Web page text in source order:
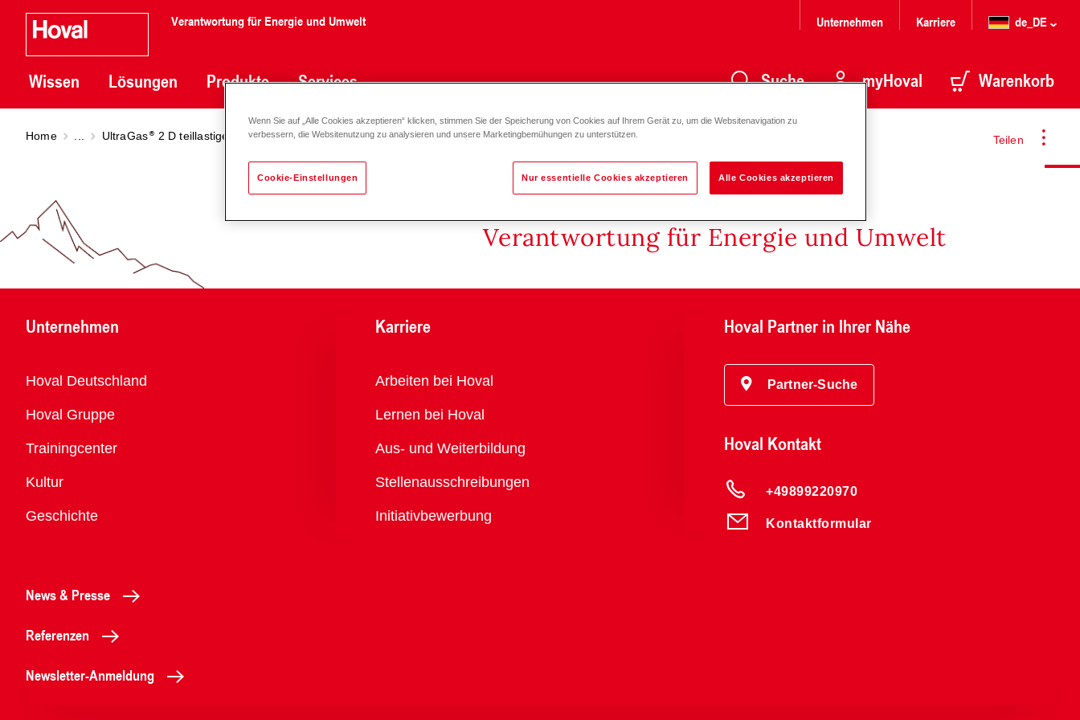
Verantwortung für Energie und Umwelt
Wissen Lösungen Produkte Services
Unternehmen Karriere de_DE
Suche myHoval Warenkorb
Teilen
Home UltraGas 2 D teillastige Einbringung UltraGas 2 D teillastige Einbringung (1060-3100)
Verantwortung für Energie und Umwelt
Unternehmen
Übersicht
Hoval Deutschland
Hoval Gruppe
Trainingcenter
Kultur
Geschichte
Karriere
Übersicht
Arbeiten bei Hoval
Lernen bei Hoval
Aus- und Weiterbildung
Stellenausschreibungen
Initiativbewerbung
Hoval Partner in Ihrer Nähe
Partner-Suche
Hoval Kontakt
+49899220970
Kontaktformular
News & Presse
Referenzen
Newsletter-Anmeldung
Wenn Sie auf „Alle Cookies akzeptieren“ klicken, stimmen Sie der Speicherung von Cookies auf Ihrem Gerät zu, um die Websitenavigation zu
verbessern, die Websitenutzung zu analysieren und unsere Marketingbemühungen zu unterstützen.
Cookie-Einstellungen Nur essentielle Cookies akzeptieren Alle Cookies akzeptieren